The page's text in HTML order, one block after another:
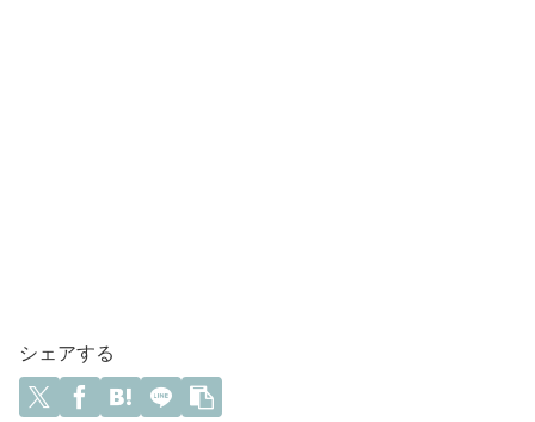
シェアする